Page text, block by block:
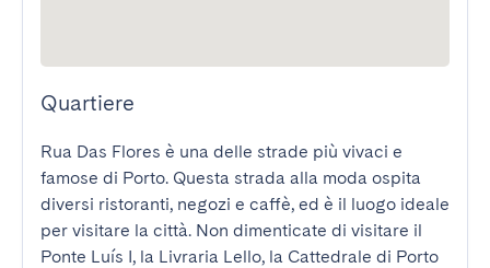
Quartiere
Rua Das Flores è una delle strade più vivaci e
famose di Porto. Questa strada alla moda ospita
diversi ristoranti, negozi e caffè, ed è il luogo ideale
per visitare la città. Non dimenticate di visitare il
Ponte Luís I, la Livraria Lello, la Cattedrale di Porto